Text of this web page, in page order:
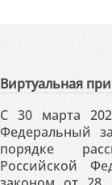
Виртуальная
С 30 марта
Федеральный
порядке
Российской